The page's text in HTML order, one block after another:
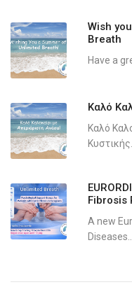
Wish
Breath
Have a
Καλό
Καλό
Κυστικής...
Fibrosis
A new
Diseases...